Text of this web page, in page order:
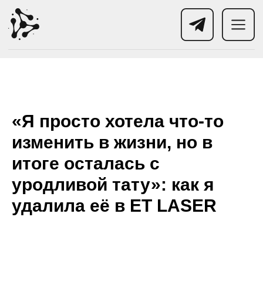
«Я просто хотела что-то
изменить в жизни, но в
итоге осталась с
уродливой тату»: как я
удалила её в ET LASER